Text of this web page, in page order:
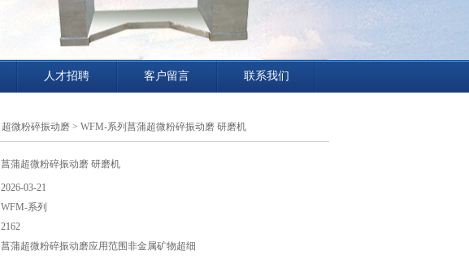
人才招聘 客户留言 联系我们
超微粉碎振动磨 > WFM-系列菖蒲超微粉碎振动磨 研磨机
菖蒲超微粉碎振动磨 研磨机
2026-03-21
WFM-系列
2162
菖蒲超微粉碎振动磨应用范围非金属矿物超细